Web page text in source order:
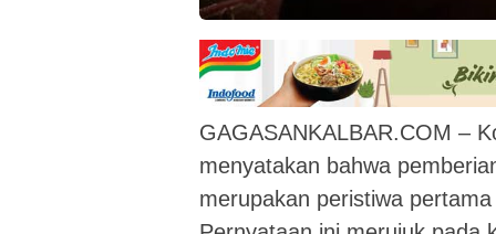
GAGASANKALBAR.COM –
menyatakan bahwa
merupakan peristiwa